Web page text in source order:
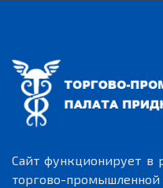
Сайт функционирует в
торгово-